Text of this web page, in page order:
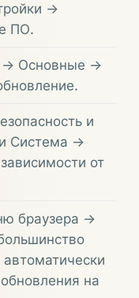
->
ПО.
> Основные ->
и
Система ->
от
браузера ->
на